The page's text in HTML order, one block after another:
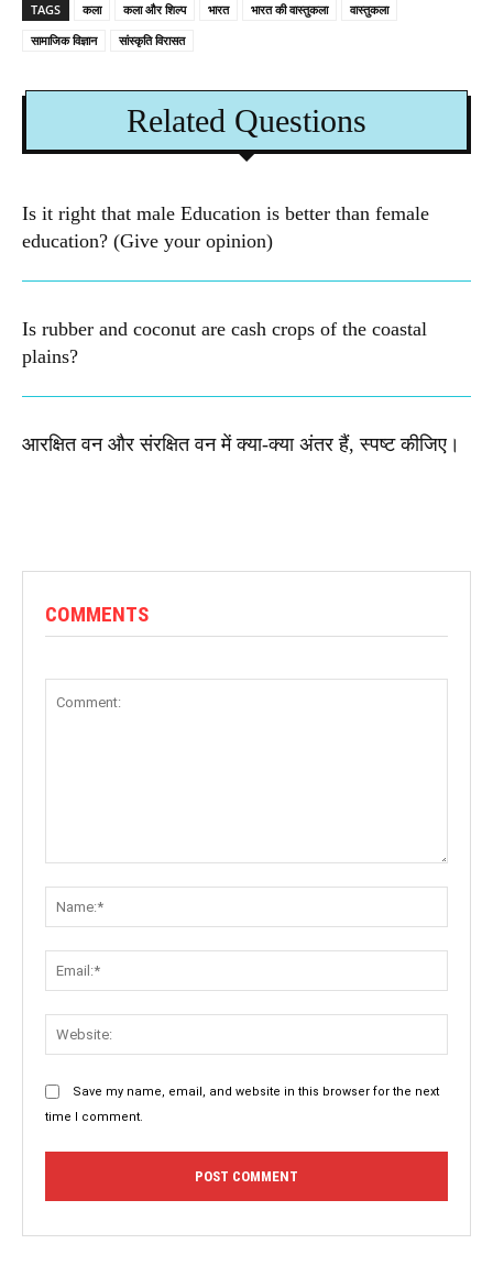
TAGS कला कला और शिल्प भारत भारत की वास्तुकला
वास्तुकला
सामाजिक विज्ञान
सांस्कृति विरासत
Related Questions
Is it right that male Education is better than female
education? (Give your opinion)
Is rubber and coconut are cash crops of the coastal
plains?
आरक्षित वन और संरक्षित वन में क्या-क्या अंतर हैं, स्पष्ट कीजिए।
COMMENTS
Save my name, email, and website in this browser for the next
time I comment.